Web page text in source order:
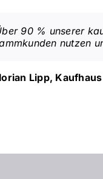
90 % unserer
nutzen
Lipp,